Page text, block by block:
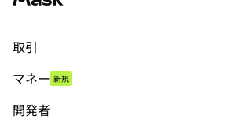
取引
パーペチュアル
マネー 新規
開発者